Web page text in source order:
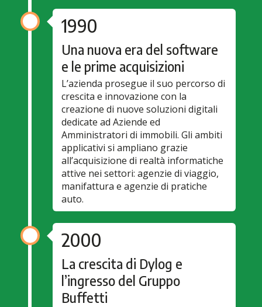
1990
Una nuova era del software
e le prime acquisizioni
L’azienda prosegue il suo percorso di
crescita e innovazione con la
creazione di nuove soluzioni digitali
dedicate ad Aziende ed
Amministratori di immobili. Gli ambiti
applicativi si ampliano grazie
all’acquisizione di realtà informatiche
attive nei settori: agenzie di viaggio,
manifattura e agenzie di pratiche
auto.
2000
La crescita di Dylog e
l’ingresso del Gruppo
Buffetti